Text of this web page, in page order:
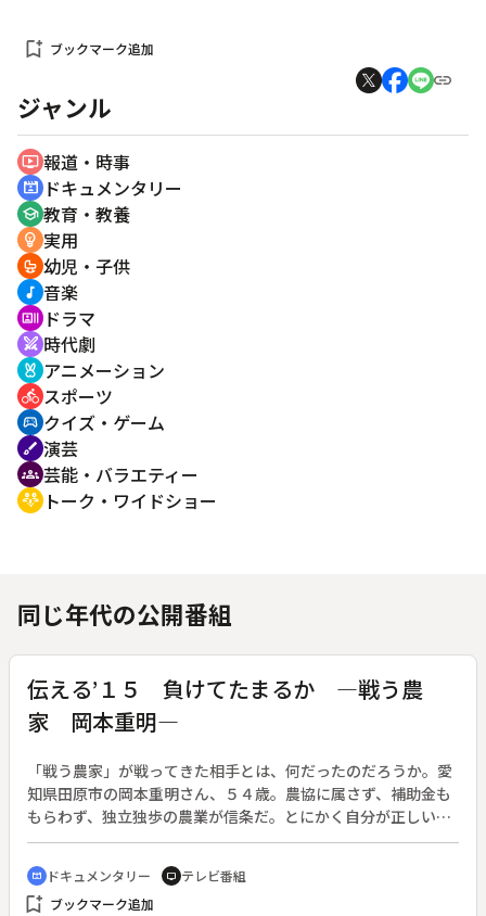
bookmark_add ブックマーク追加
ジャンル
ondemand_video 報道・時事
cinematic_blur ドキュメンタリー
school 教育・教養
emoji_objects 実用
crib 幼児・子供
music_note 音楽
recent_actors ドラマ
swords 時代劇
cruelty_free アニメーション
directions_bike スポーツ
sports_esports クイズ・ゲーム
brush 演芸
groups 芸能・バラエティー
adaptive_audio_mic トーク・ワイドショー
同じ年代の公開番組
伝える’１５ 負けてたまるか ―戦う農
家 岡本重明―
「戦う農家」が戦ってきた相手とは、何だったのだろうか。愛
知県田原市の岡本重明さん、５４歳。農協に属さず、補助金も
もらわず、独立独歩の農業が信条だ。とにかく自分が正しいと
思ったことは大声で主張し、相手が誰でもぶつかってきた。
「戦う農家」と呼ばれているが、和を尊ぶ農業の世界では完全
に「変わり者」扱い。でも、本人はどこ吹く風だ。◆岡本さん
を取材したこの５年間で「戸別所得保障制度」「ＴＰＰ」「減
cinematic_blur ドキュメンタリー tv テレビ番組
bookmark_add ブックマーク追加